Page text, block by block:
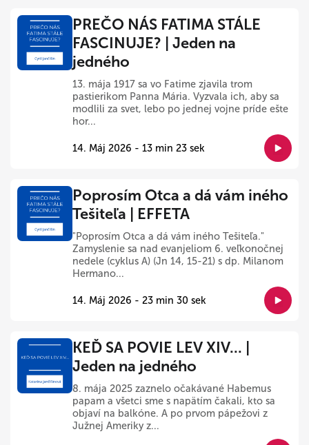
PREČO NÁS FATIMA STÁLE
FASCINUJE? | Jeden na
jedného
13. mája 1917 sa vo Fatime zjavila trom
pastierikom Panna Mária. Vyzvala ich, aby sa
modlili za svet, lebo po jednej vojne príde ešte
hor...
14. Máj 2026 - 13 min 23 sek
Poprosím Otca a dá vám iného
Tešiteľa | EFFETA
"Poprosím Otca a dá vám iného Tešiteľa."
Zamyslenie sa nad evanjeliom 6. veľkonočnej
nedele (cyklus A) (Jn 14, 15-21) s dp. Milanom
Hermano...
14. Máj 2026 - 23 min 30 sek
KEĎ SA POVIE LEV XIV... |
Jeden na jedného
8. mája 2025 zaznelo očakávané Habemus
papam a všetci sme s napätím čakali, kto sa
objaví na balkóne. A po prvom pápežovi z
Južnej Ameriky z...